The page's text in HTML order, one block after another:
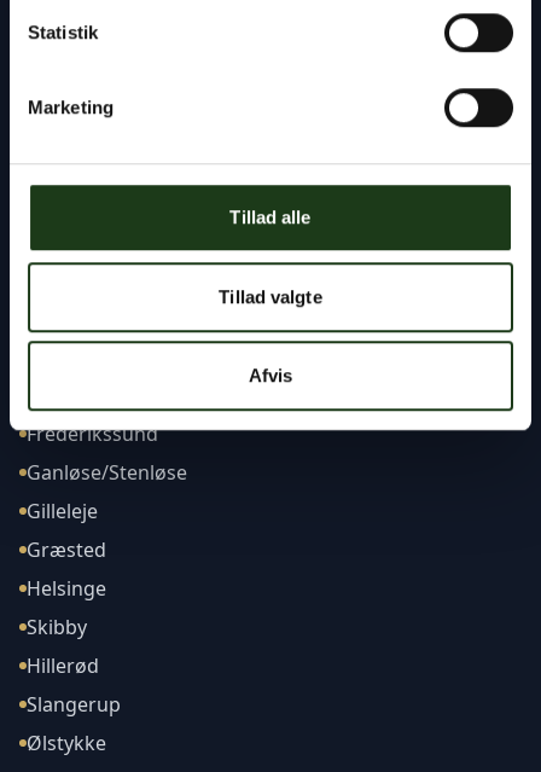
Statistik
Marketing
Tillad alle
Tillad valgte
Afvis
Tlf:+45 47 33 30 77
Frederikssund
Ganløse/Stenløse
Gilleleje
Græsted
Helsinge
Skibby
Hillerød
Slangerup
Ølstykke